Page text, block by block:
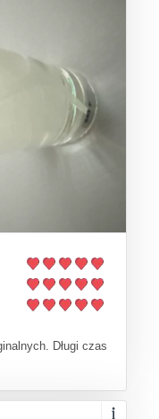
Długi czas